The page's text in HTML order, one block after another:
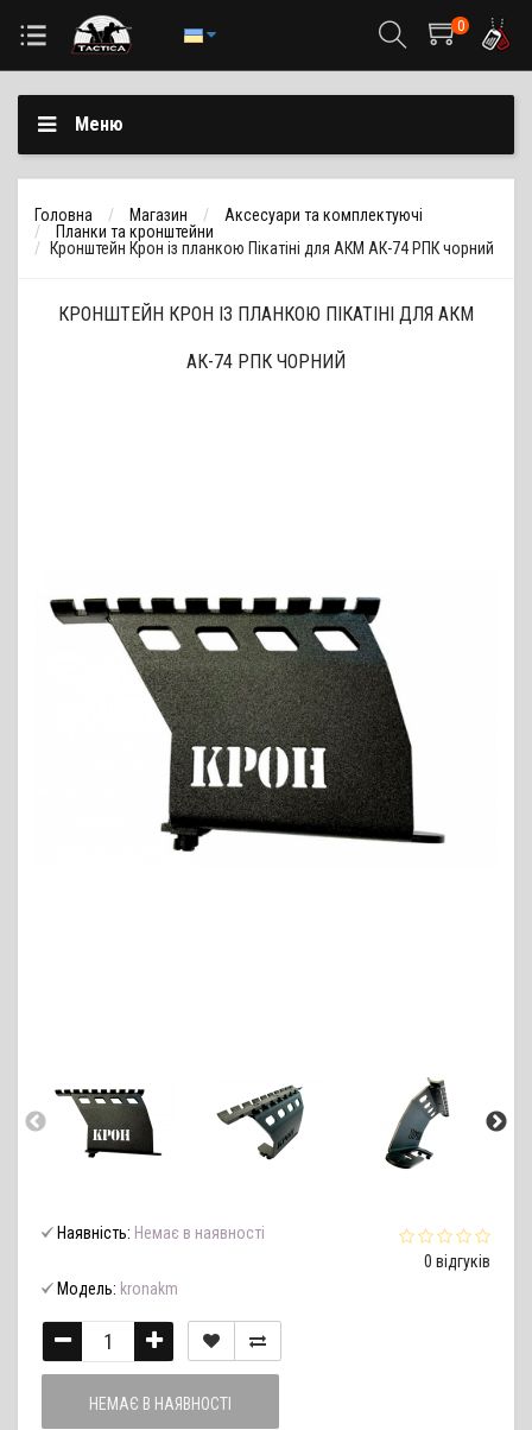
0
Меню
Головна Магазин
Аксесуари та комплектуючі
Планки та кронштейни
Кронштейн Крон із планкою Пікатіні для АКМ АК-74 РПК чорний
КРОНШТЕЙН КРОН ІЗ ПЛАНКОЮ ПІКАТІНІ ДЛЯ АКМ
АК-74 РПК ЧОРНИЙ
0 відгуків
Наявність: Немає в наявності
Модель: kronakm
НЕМАЄ В НАЯВНОСТІ